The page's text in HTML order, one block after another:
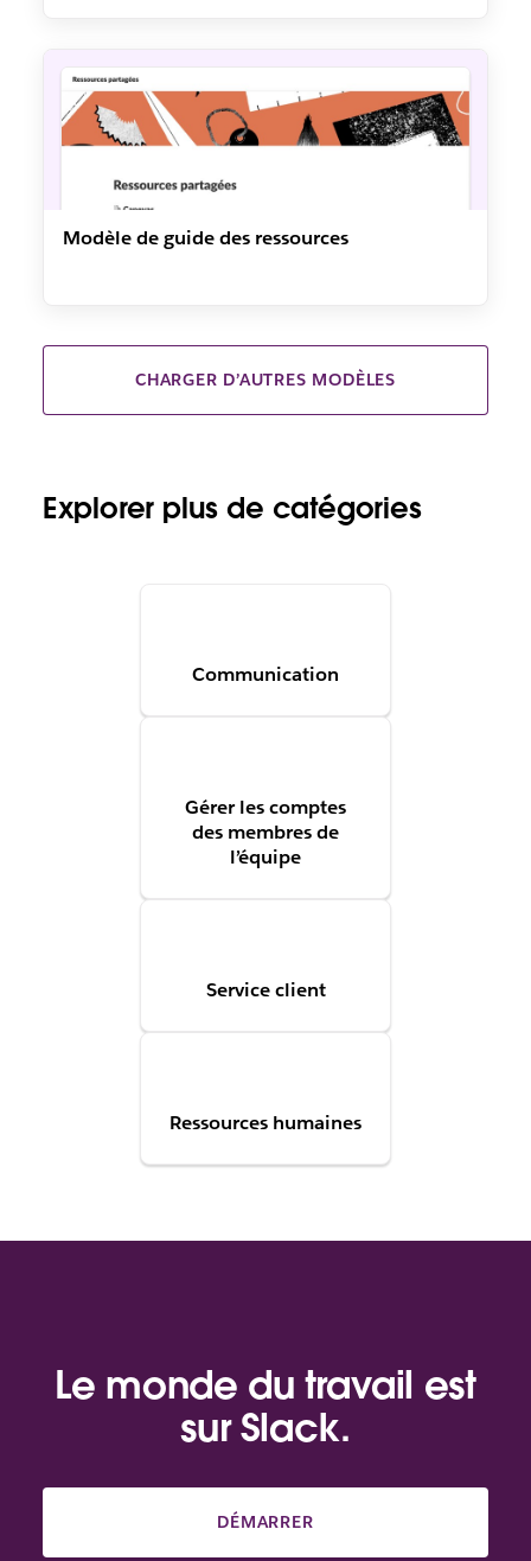
Modèle de guide des ressources
CHARGER D’AUTRES MODÈLES
Explorer plus de catégories
Communication
Gérer les comptes
des membres de
l’équipe
Service client
Ressources humaines
Le monde du travail est
sur Slack.
DÉMARRER